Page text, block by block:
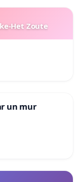
Het Zoute
un mur